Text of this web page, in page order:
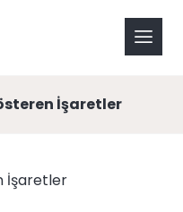
İşaretler